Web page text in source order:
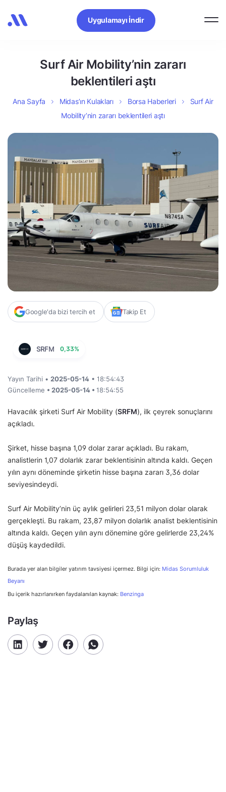
Uygulamayı İndir
Surf Air Mobility’nin zararı
beklentileri aştı
Ana Sayfa Midas’ın Kulakları Borsa Haberleri
Surf Air
Mobility’nin zararı beklentileri aştı
Google'da bizi tercih et Takip Et
SRFM 0,33%
Yayın Tarihi • 2025-05-14 • 18:54:43
Güncelleme • 2025-05-14 • 18:54:55
Havacılık şirketi Surf Air Mobility (SRFM), ilk çeyrek sonuçlarını
açıkladı.
Şirket, hisse başına 1,09 dolar zarar açıkladı. Bu rakam,
analistlerin 1,07 dolarlık zarar beklentisinin altında kaldı. Geçen
yılın aynı döneminde şirketin hisse başına zararı 3,36 dolar
seviyesindeydi.
Surf Air Mobility’nin üç aylık gelirleri 23,51 milyon dolar olarak
gerçekleşti. Bu rakam, 23,87 milyon dolarlık analist beklentisinin
altında kaldı. Geçen yılın aynı dönemine göre gelirlerde 23,24%
düşüş kaydedildi.
Burada yer alan bilgiler yatırım tavsiyesi içermez. Bilgi için: Midas Sorumluluk
Beyanı
Bu içerik hazırlanırken faydalanılan kaynak: Benzinga
Paylaş